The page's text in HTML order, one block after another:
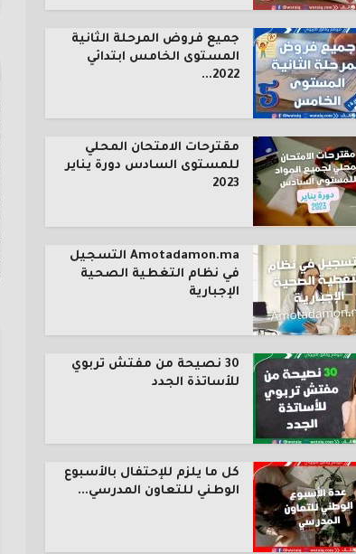
جميع فروض المرحلة الثانية
المستوى الخامس ابتدائي
2022...
مقترحات الامتحان المحلي
للمستوى السادس دورة يناير
2023
Amotadamon.ma التسجيل
في نظام التغطية الصحية
الإجبارية
30 نصيحة من مفتش تربوي
للأساتذة الجدد
كل ما يلزم للإحتفال بالأسبوع
الوطني للتعاون المدرسي...